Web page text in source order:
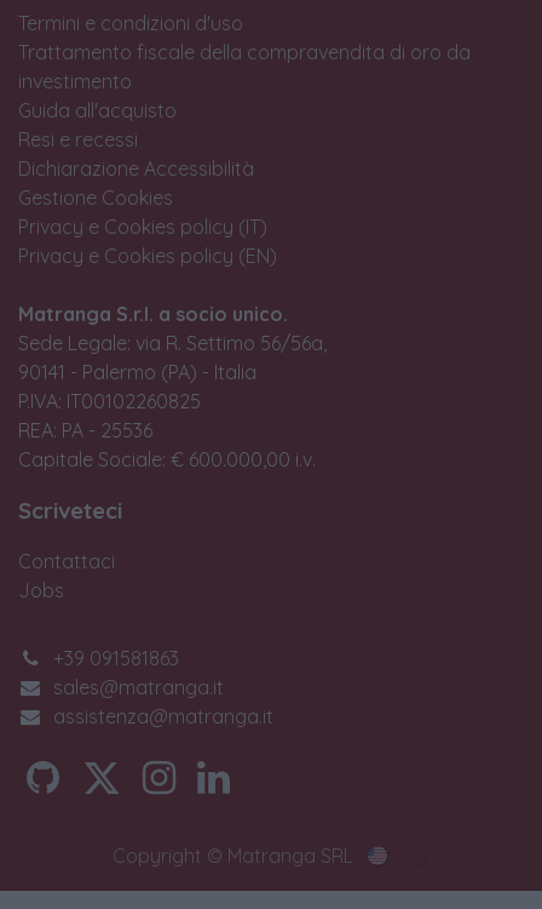
Termini e condizioni d'uso
Trattamento fiscale della compravendita di oro da
investimento
Guida all'acquisto
Resi e recessi
Dichiarazione Accessibilità
Gestione Cookies
Privacy e Cookies policy (IT)
Privacy e Cookies policy (EN)
Matranga S.r.l. a socio unico.
Sede Legale: via R. Settimo 56/56a,
90141 - Palermo (PA) - Italia
P.IVA: IT00102260825
REA: PA - 25536
Capitale Sociale: € 600.000,00 i.v.
Scriveteci
Contattaci
Jobs
+39 091581863
sales@matranga.it
assistenza@matranga.it
Copyright © Matranga SRL